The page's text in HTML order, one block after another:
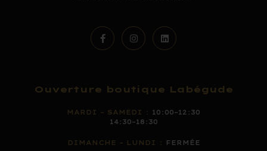
Ouverture boutique Labégude
MARDI – SAMEDI :
10:00–12:30
14:30–18:30
DIMANCHE – LUNDI : FERMÉE